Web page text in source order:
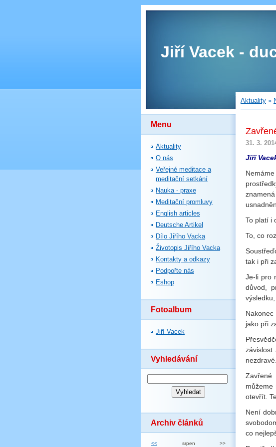
Jiří Vacek -
Menu
Aktuality
O nás
Veřejné meditace a
meditační setkání
Nauka - praxe
Meditační promluvy
English articles
Deutsche Artikel
Dílo Jiřího Vacka
Životopis Jiřího Vacka
Kontakty a odkazy
Podpořte nás
Eshop
Fotoalbum
Jiří Vacek
Vyhledávání
Archiv článků
<< srpen >>
Aktuality »
31. 3.
Jiří
To platí i
To, co
tak i při
Je-li pro
důvod,
jako při
závislost
nezdravé.
Zavřené
můžeme
otevřít.
Není
co